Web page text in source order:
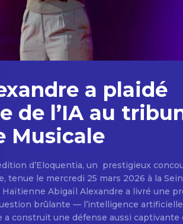
a plaidé
de l’IA au
Musicale
d’Eloquentia, un prestigieux
tenue le mercredi 25 mars 2026 à la
Haïtienne Abigaïl Alexandre a livré une
brûlante — l’intelligence
construit une défense aussi captivante